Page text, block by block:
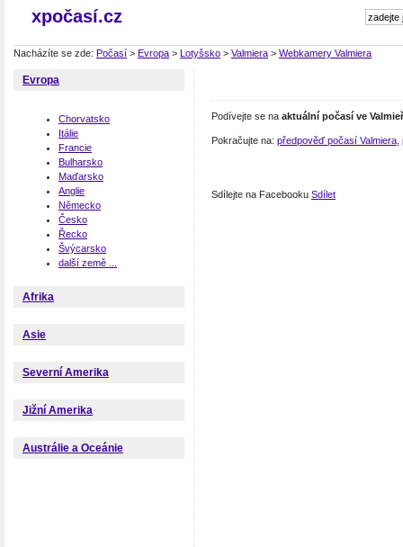
xpočasí.cz
Nacházíte se zde: Počasí > Evropa > Lotyšsko > Valmiera > Webkamery Valmiera
Evropa
Chorvatsko
Itálie
Francie
Bulharsko
Maďarsko
Anglie
Německo
Česko
Řecko
Švýcarsko
další země ...
Afrika
Asie
Severní Amerika
Jižní Amerika
Austrálie a Oceánie
Podívejte se na aktuální počasí ve
Pokračujte na: předpověď počasí Valmiera
Sdílejte na Facebooku Sdílet